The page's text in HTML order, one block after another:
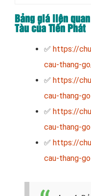
Bảng giá liên
Tàu của Tiến Phát
✅ https://
cau-thang-
✅ https://
cau-thang-
✅ https://
cau-thang-
✅ https://
cau-thang-